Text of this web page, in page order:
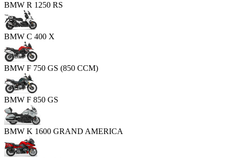
BMW R 1250 RS
BMW C 400 X
BMW F 750 GS (850 CCM)
BMW F 850 GS
BMW K 1600 GRAND AMERICA